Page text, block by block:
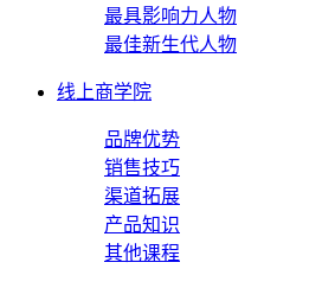
最具影响力人物
最佳新生代人物
线上商学院
品牌优势
销售技巧
渠道拓展
产品知识
其他课程